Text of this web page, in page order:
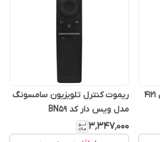
ریموت کنترل پارس خزر مدل 4121
ریموت کنترل تلویزیون سامسونگ
مدل ویس دار کد BN59
۳٬۳۴۷٬۰۰۰